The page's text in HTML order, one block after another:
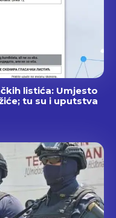
listića: Umjesto
tu su i uputstva